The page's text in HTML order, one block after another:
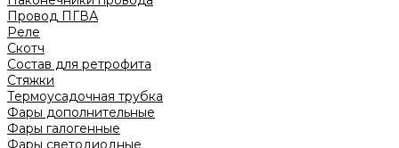
Провод ПГВА
Реле
Скотч
Состав для ретрофита
Стяжки
Термоусадочная трубка
Фары дополнительные
Фары галогенные
Фары светодиодные